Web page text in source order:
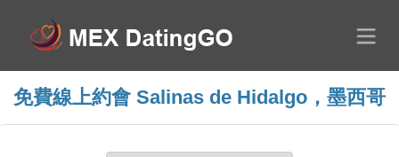
免費線上約會 Salinas de Hidalgo，墨西哥